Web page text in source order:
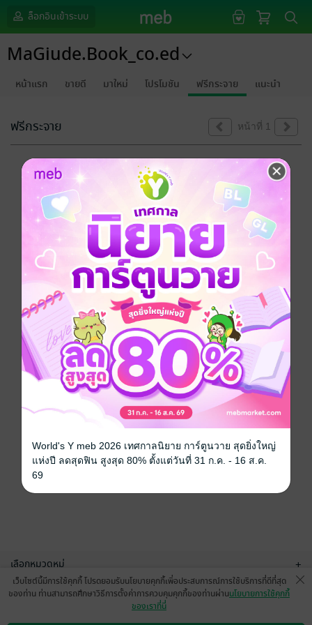
ล็อกอินเข้าระบบ
MaGiude.Book_co.ed
หน้าแรก ขายดี มาใหม่ โปรโมชัน ฟรีกระจาย แนะนำ
ฟรีกระจาย หน้าที่ 1
ขออภัยด้วยนะคะ
ไม่พบข้อมูลในหัวข้อที่คุณกำลังชมค่ะ
เลือกหมวดหมู่ +
บริการช่วยเหลือ
เว็บไซต์นี้มีการใช้คุกกี้ โปรดยอมรับนโยบายคุกกี้เพื่อประสบการณ์การใช้บริการที่ดีที่สุด
ของท่าน ท่านสามารถศึกษาวิธีการตั้งค่าการควบคุมคุกกี้ของท่านผ่านนโยบายการใช้คุกกี้
ของเราที่นี่
World's Y meb 2026 เทศกาลนิยาย การ์ตูนวาย สุดยิ่งใหญ่
แห่งปี ลดสุดฟิน สูงสุด 80% ตั้งแต่วันที่ 31 ก.ค. - 16 ส.ค.
69